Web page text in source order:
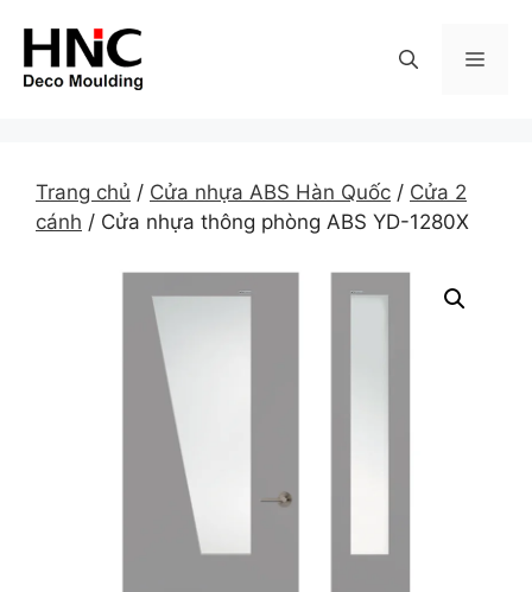
content
Trang chủ / Cửa nhựa ABS Hàn Quốc / Cửa 2
cánh / Cửa nhựa thông phòng ABS YD-1280X